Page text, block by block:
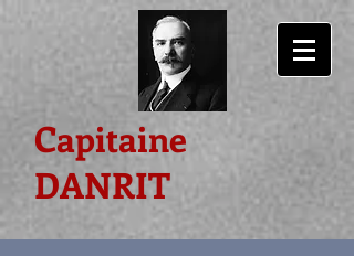
Capitaine
DANRIT